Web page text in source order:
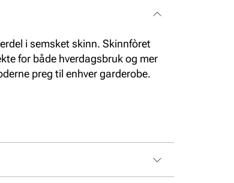
i semsket skinn. Skinnfòret
for både hverdagsbruk og mer
preg til enhver garderobe.